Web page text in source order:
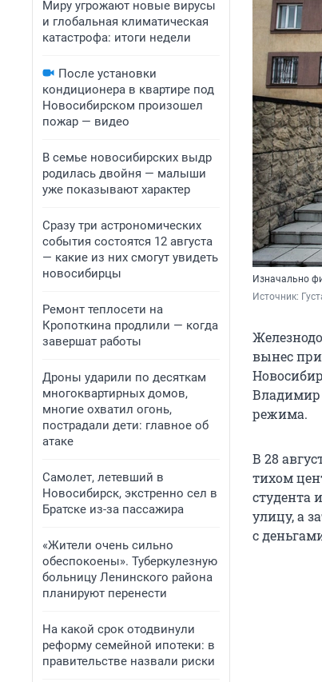
Миру угрожают новые вирусы
и глобальная климатическая
катастрофа: итоги недели
После установки
кондиционера в квартире под
Новосибирском произошел
пожар — видео
В семье новосибирских выдр
родилась двойня — малыши
уже показывают характер
Сразу три астрономических
события состоятся 12 августа
— какие из них смогут увидеть
новосибирцы
Ремонт теплосети на
Кропоткина продлили — когда
завершат работы
Дроны ударили по десяткам
многоквартирных домов,
многие охватил огонь,
пострадали дети: главное об
атаке
Самолет, летевший в
Новосибирск, экстренно сел в
Братске из-за пассажира
«Жители очень сильно
обеспокоены». Туберкулезную
больницу Ленинского района
планируют перенести
На какой срок отодвинули
реформу семейной ипотеки: в
правительстве назвали риски
Изначально
Источник:
вынес
Владимир
режима.
В 28
тихом
студента
улицу, а
с